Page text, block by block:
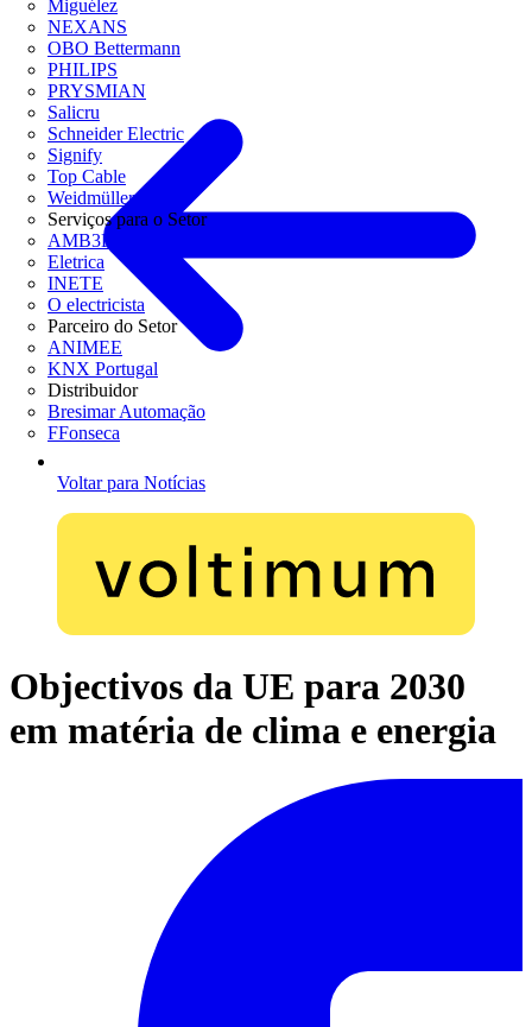
Miguélez
NEXANS
OBO Bettermann
PHILIPS
PRYSMIAN
Salicru
Schneider Electric
Signify
Top Cable
Weidmüller
Serviços para o Setor
AMB3E
Eletrica
INETE
O electricista
Parceiro do Setor
ANIMEE
KNX Portugal
Distribuidor
Bresimar Automação
FFonseca
Voltar para Notícias
Objectivos da UE para 2030
em matéria de clima e energia